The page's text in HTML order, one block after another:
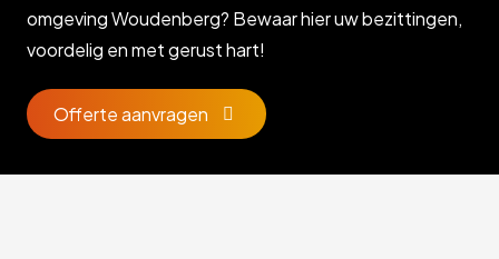
omgeving Woudenberg? Bewaar hier uw bezittingen,
voordelig en met gerust hart!
Offerte aanvragen